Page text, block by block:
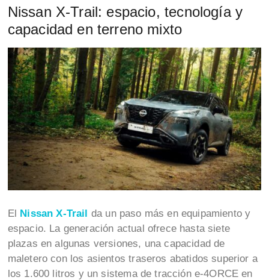
Nissan X-Trail: espacio, tecnología y
capacidad en terreno mixto
El Nissan X-Trail da un paso más en equipamiento y
espacio. La generación actual ofrece hasta siete
plazas en algunas versiones, una capacidad de
maletero con los asientos traseros abatidos superior a
los 1.600 litros y un sistema de tracción e-4ORCE en